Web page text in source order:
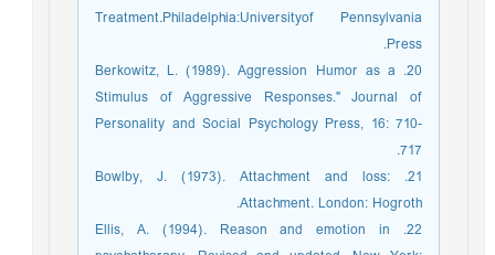
Treatment.Philadelphia:Universityof Pennsylvania
Press.
20. Berkowitz, L. (1989). Aggression Humor as a
Stimulus of Aggressive Responses." Journal of
Personality and Social Psychology Press, 16: 710-
717.
21. Bowlby, J. (1973). Attachment and loss:
Attachment. London: Hogroth.
22. Ellis, A. (1994). Reason and emotion in